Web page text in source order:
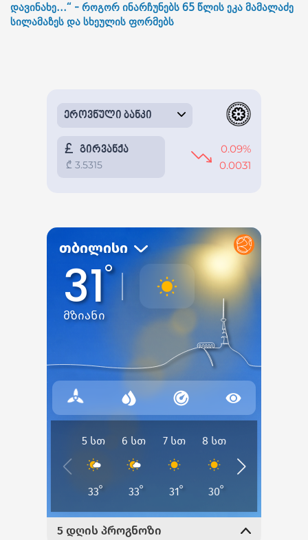
დავინახე...“ - როგორ ინარჩუნებს 65 წლის ეკა მამალაძე
სილამაზეს და სხეულის ფორმებს